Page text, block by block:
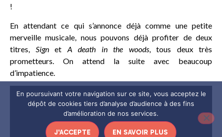
!
En attendant ce qui s’annonce déjà comme une petite
merveille musicale, nous pouvons déjà profiter de deux
titres, Signet A death in the woods, tous deux très
prometteurs. On attend la suite avec beaucoup
d’impatience.
En poursuivant votre navigation sur ce site, vous acceptez le
dépôt de cookies tiers d’analyse d’audience à des fins
d’amélioration de nos services.
J'ACCEPTE EN SAVOIR PLUS